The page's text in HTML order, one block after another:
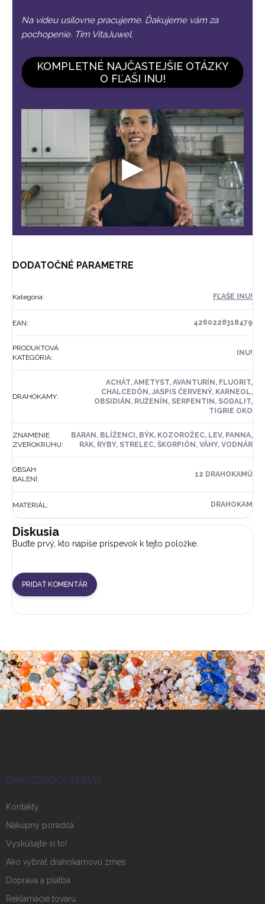
Na videu usilovne pracujeme. Ďakujeme vám za
pochopenie. Tím VitaJuwel.
KOMPLETNÉ NAJČASTEJŠIE OTÁZKY
O FĽAŠI INU!
DODATOČNÉ PARAMETRE
Kategória: FĽAŠE INU!
EAN: 4260228318479
PRODUKTOVÁ
KATEGÓRIA:
INU!
DRAHOKAMY:
ACHÁT, AMETYST, AVANTURÍN, FLUORIT,
CHALCEDÓN, JASPIS ČERVENÝ, KARNEOL,
OBSIDIÁN, RUŽENÍN, SERPENTIN, SODALIT,
TIGRIE OKO
ZNAMENIE
ZVEROKRUHU:
BARAN, BLÍŽENCI, BÝK, KOZOROŽEC, LEV, PANNA,
RAK, RYBY, STRELEC, ŠKORPIÓN, VÁHY, VODNÁR
OBSAH
BALENÍ:
12 DRAHOKAMŮ
MATERIÁL: DRAHOKAM
Diskusia
Buďte prvý, kto napíše príspevok k tejto položke.
PRIDAŤ KOMENTÁR
ZÁKAZNICKY SERVIS
Kontakty
Nákupný poradca
Vyskúšajte si to!
Ako vybrať drahokamovú zmes
Doprava a platba
Reklamácie tovaru